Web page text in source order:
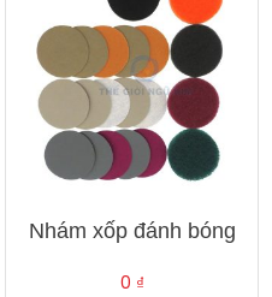
Nhám xốp đánh bóng
0 ₫